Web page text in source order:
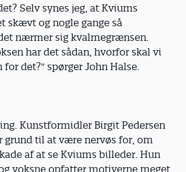
Selv synes jeg, at Kviums
skævt og nogle gange så
nærmer sig kvalmegrænsen.
har det sådan, hvorfor skal vi
det?" spørger John Halse.
Kunstformidler Birgit Pedersen
grund til at være nervøs for, om
af at se Kviums billeder. Hun
voksne opfatter motiverne meget